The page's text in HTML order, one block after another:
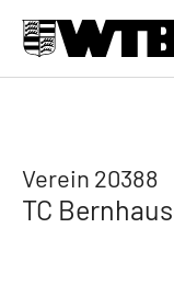
Verein 20388
TC